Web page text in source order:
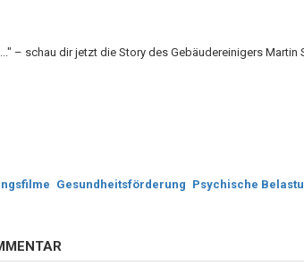
– schau dir jetzt die Story des Gebäudereinigers Martin
Gesundheitsförderung Psychische